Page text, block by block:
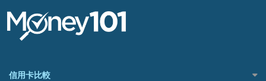
信用卡比較